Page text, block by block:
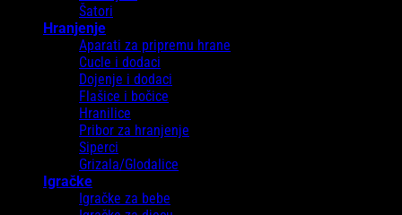
Šatori
Hranjenje
Aparati za pripremu hrane
Cucle i dodaci
Dojenje i dodaci
Flašice i bočice
Hranilice
Pribor za hranjenje
Siperci
Grizala/Glodalice
Igračke
Igračke za bebe